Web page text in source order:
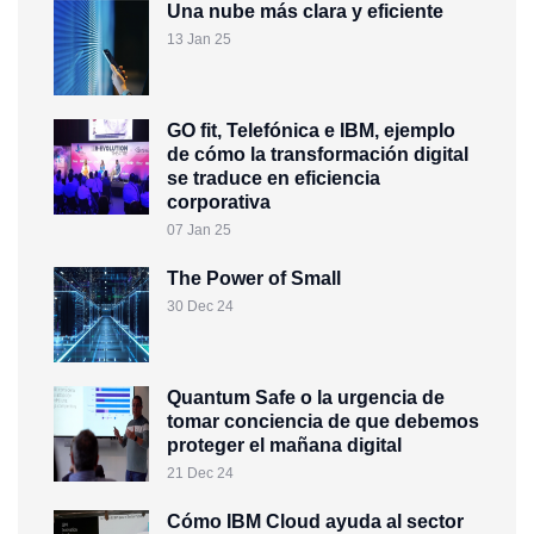
Una nube más clara y eficiente
13 Jan 25
GO fit, Telefónica e IBM, ejemplo
de cómo la transformación digital
se traduce en eficiencia
corporativa
07 Jan 25
The Power of Small
30 Dec 24
Quantum Safe o la urgencia de
tomar conciencia de que debemos
proteger el mañana digital
21 Dec 24
Cómo IBM Cloud ayuda al sector